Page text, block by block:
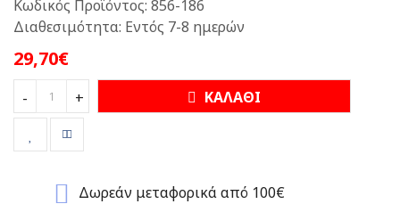
Κωδικός Προϊόντος: 856-186
Διαθεσιμότητα: Εντός 7-8 ημερών
29,70€
- + ΚΑΛΑΘΙ
Δωρεάν μεταφορικά από 100€